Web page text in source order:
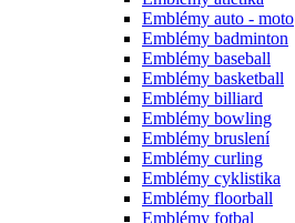
Emblémy auto - moto
Emblémy badminton
Emblémy baseball
Emblémy basketball
Emblémy billiard
Emblémy bowling
Emblémy bruslení
Emblémy curling
Emblémy cyklistika
Emblémy floorball
Emblémy fotbal